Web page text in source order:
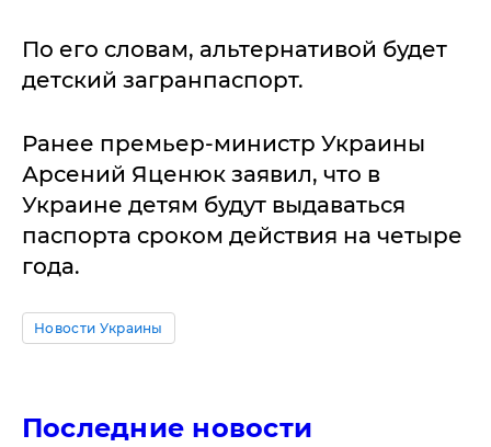
По его словам, альтернативой будет
детский загранпаспорт.
Ранее премьер-министр Украины
Арсений Яценюк заявил, что в
Украине детям будут выдаваться
паспорта сроком действия на четыре
года.
Новости Украины
Последние новости